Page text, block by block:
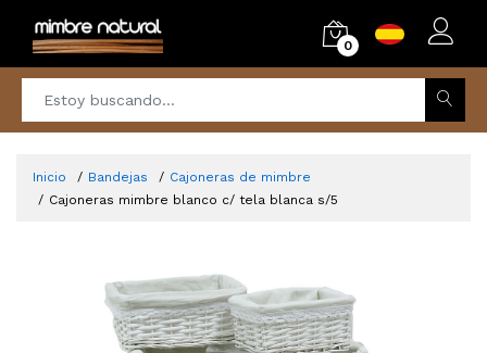
0
Inicio Bandejas
Cajoneras de mimbre
Cajoneras mimbre blanco c/ tela blanca s/5